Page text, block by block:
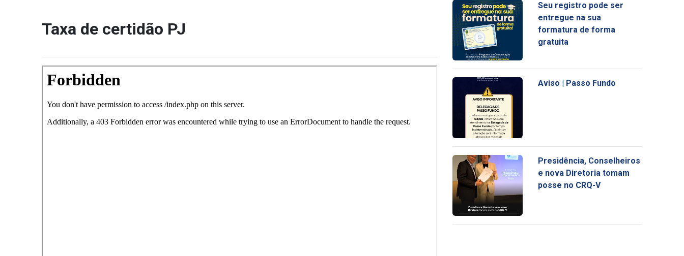
Taxa de certidão PJ
Seu registro pode ser
entregue na sua
formatura de forma
gratuita
Aviso | Passo Fundo
Presidência, Conselheiros
e nova Diretoria tomam
posse no CRQ-V